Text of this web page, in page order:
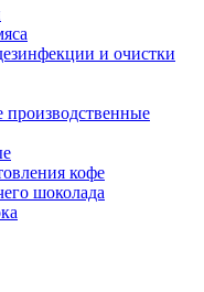
и очистки
кофе
шоколада